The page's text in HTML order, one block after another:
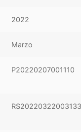
2022
Marzo
P20220207001110
RS20220322003133